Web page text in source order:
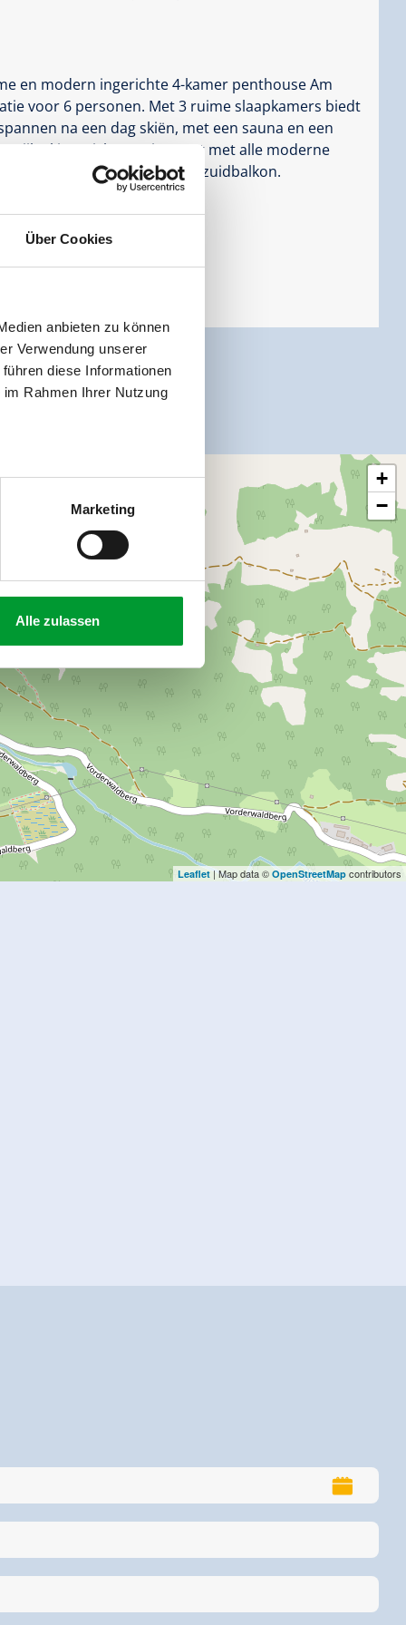
Über Cookies
anbieten zu können
Verwendung unserer
diese Informationen
Rahmen Ihrer Nutzung
Marketing
Alle zulassen
en modern ingerichte 4-kamer penthouse Am
voor 6 personen. Met 3 ruime slaapkamers biedt
na een dag skiën, met een sauna en een
stijlvol ingericht en uitgerust met alle moderne
uitzicht vanaf het zonnige zuidbalkon.
+
−
Leaflet | Map data © OpenStreetMap contributors